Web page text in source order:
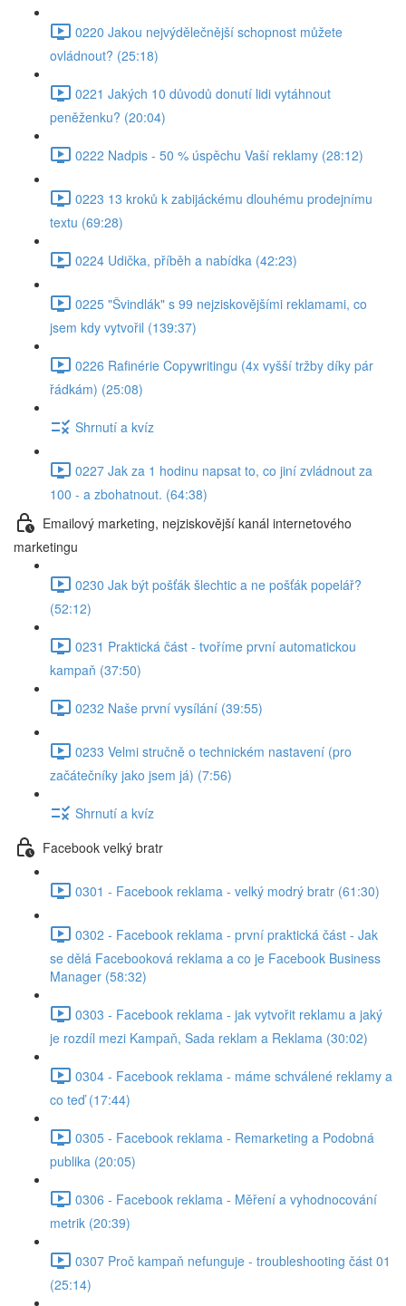
0220 Jakou nejvýdělečnější schopnost můžete
ovládnout? (25:18)
0221 Jakých 10 důvodů donutí lidi vytáhnout
peněženku? (20:04)
0222 Nadpis - 50 % úspěchu Vaší reklamy (28:12)
0223 13 kroků k zabijáckému dlouhému prodejnímu
textu (69:28)
0224 Udička, příběh a nabídka (42:23)
0225 "Švindlák" s 99 nejziskovějšími reklamami, co
jsem kdy vytvořil (139:37)
0226 Rafinérie Copywritingu (4x vyšší tržby díky pár
řádkám) (25:08)
Shrnutí a kvíz
0227 Jak za 1 hodinu napsat to, co jiní zvládnout za
100 - a zbohatnout. (64:38)
Emailový marketing, nejziskovější kanál internetového
marketingu
0230 Jak být pošťák šlechtic a ne pošťák popelář?
(52:12)
0231 Praktická část - tvoříme první automatickou
kampaň (37:50)
0232 Naše první vysílání (39:55)
0233 Velmi stručně o technickém nastavení (pro
začátečníky jako jsem já) (7:56)
Shrnutí a kvíz
Facebook velký bratr
0301 - Facebook reklama - velký modrý bratr (61:30)
0302 - Facebook reklama - první praktická část - Jak
se dělá Facebooková reklama a co je Facebook Business
Manager (58:32)
0303 - Facebook reklama - jak vytvořit reklamu a jaký
je rozdíl mezi Kampaň, Sada reklam a Reklama (30:02)
0304 - Facebook reklama - máme schválené reklamy a
co teď (17:44)
0305 - Facebook reklama - Remarketing a Podobná
publika (20:05)
0306 - Facebook reklama - Měření a vyhodnocování
metrik (20:39)
0307 Proč kampaň nefunguje - troubleshooting část 01
(25:14)